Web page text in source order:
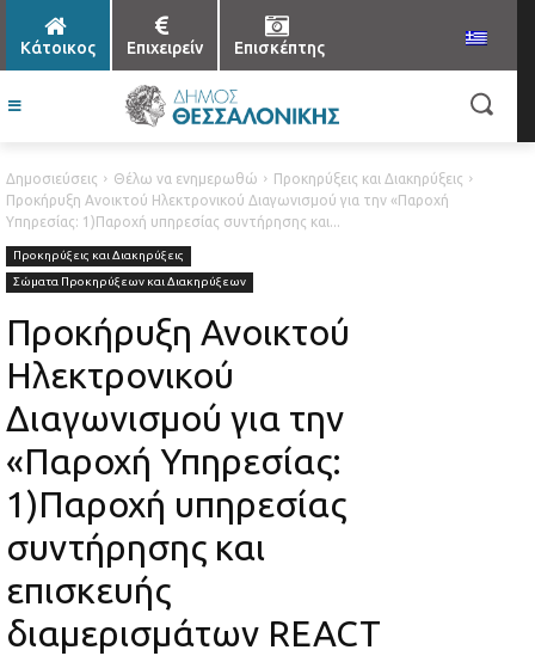
Κάτοικος Επιχειρείν Επισκέπτης
Δημοσιεύσεις Θέλω να ενημερωθώ
Προκηρύξεις και Διακηρύξεις
Προκήρυξη Ανοικτού Ηλεκτρονικού Διαγωνισμού για την «Παροχή
Υπηρεσίας: 1)Παροχή υπηρεσίας συντήρησης και...
Προκηρύξεις και Διακηρύξεις
Σώματα Προκηρύξεων και Διακηρύξεων
Προκήρυξη Ανοικτού
Ηλεκτρονικού
Διαγωνισμού για την
«Παροχή Υπηρεσίας:
1)Παροχή υπηρεσίας
συντήρησης και
επισκευής
διαμερισμάτων REACT